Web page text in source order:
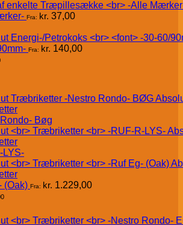
Fra: kr. 37,00
Fra: kr. 140,00
Bøg
LYS-
(Oak) Fra: kr. 1.229,00